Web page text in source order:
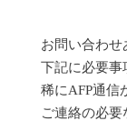
お問い合わせ
下記に必要事
稀にAFP通信
ご連絡の必